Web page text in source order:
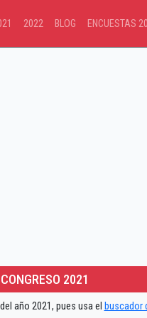
2022 BLOG ENCUESTAS
2021
año 2021, pues usa el buscador